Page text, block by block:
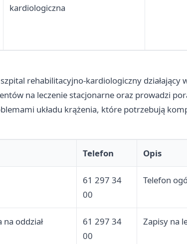
kardiologiczna
rehabilitacyjno-kardiologiczny
na leczenie stacjonarne oraz prowadzi
układu krążenia, które potrzebują
Telefon Opis
61 297 34
00
Telefon
oddział
61 297 34
00
Zapisy na